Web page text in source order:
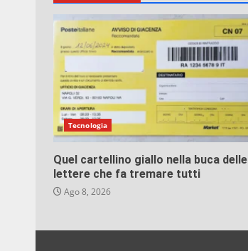
Tecnologia
Quel cartellino giallo nella buca delle
lettere che fa tremare tutti
Ago 8, 2026